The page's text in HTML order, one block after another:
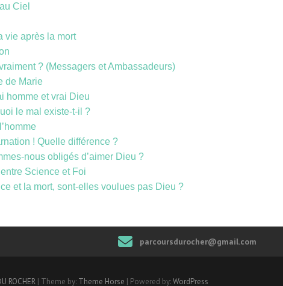
Ciel
vie après la mort
? (Messagers et Ambassadeurs)
de Marie
homme et vrai Dieu
le mal existe-t-il ?
! Quelle différence ?
nous obligés d’aimer Dieu ?
Science et Foi
et la mort, sont-elles voulues pas Dieu ?
parcoursdurocher@gmail.com
ROCHER | Theme by: Theme Horse | Powered by:WordPress